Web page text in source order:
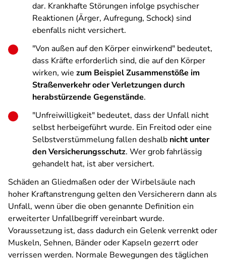
dar. Krankhafte Störungen infolge psychischer
Reaktionen (Ärger, Aufregung, Schock) sind
ebenfalls nicht versichert.
"Von außen auf den Körper einwirkend" bedeutet,
dass Kräfte erforderlich sind, die auf den Körper
wirken, wie zum Beispiel Zusammenstöße im
Straßenverkehr oder Verletzungen durch
herabstürzende Gegenstände.
"Unfreiwilligkeit" bedeutet, dass der Unfall nicht
selbst herbeigeführt wurde. Ein Freitod oder eine
Selbstverstümmelung fallen deshalb nicht unter
den Versicherungsschutz. Wer grob fahrlässig
gehandelt hat, ist aber versichert.
Schäden an Gliedmaßen oder der Wirbelsäule nach
hoher Kraftanstrengung gelten den Versicherern dann als
Unfall, wenn über die oben genannte Definition ein
erweiterter Unfallbegriff vereinbart wurde.
Voraussetzung ist, dass dadurch ein Gelenk verrenkt oder
Muskeln, Sehnen, Bänder oder Kapseln gezerrt oder
verrissen werden. Normale Bewegungen des täglichen